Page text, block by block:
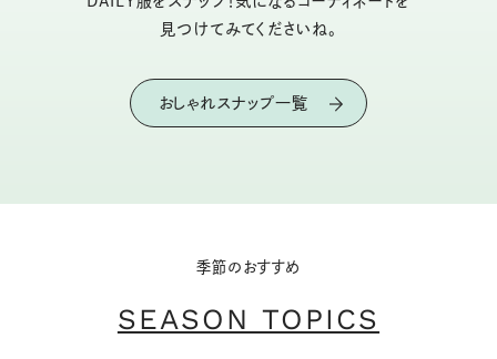
見つけてみてくださいね。
おしゃれスナップ一覧
季節のおすすめ
SEASON TOPICS